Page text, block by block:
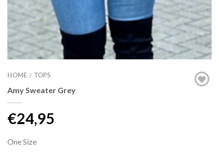
HOME / TOPS
Amy Sweater Grey
€24,95
One Size